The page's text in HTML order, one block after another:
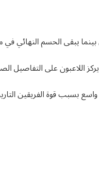
يبقى الحسم النهائي في
اللاعبون على التفاصيل
بسبب قوة الفريقين